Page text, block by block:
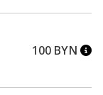
100 BYN